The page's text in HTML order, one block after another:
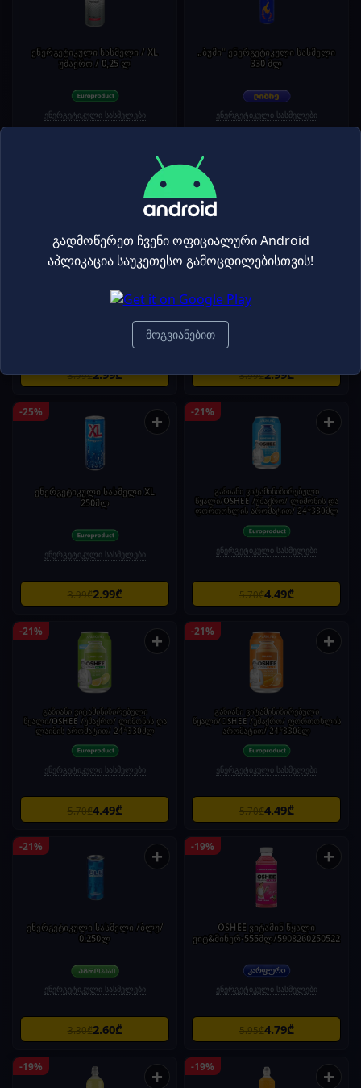
ენერგეტიკული სასმელი / XL
უშაქრო / 0,25 ლ
ენერგეტიკული სასმელები
„ბუმი" ენერგეტიკული სასმელი
330 მლ
ენერგეტიკული სასმელები
+
ენერგეტიკული სასმელი /XL/
3.99₾2.99₾
-25%
ენერგეტიკული სასმელი/XL
3.99₾2.99₾
-25% +
ენერგეტიკული სასმელი XL
250მლ
ენერგეტიკული სასმელები
3.99₾2.99₾
-21% +
გაზიანი ვიტამინიზირებული
წყალი/OSHEE /უშაქრო/ ლიმონის და
ფორთოხლის არომატით/ 24*330მლ
ენერგეტიკული სასმელები
5.70₾4.49₾
-21% +
გაზიანი ვიტამინიზირებული
წყალი/OSHEE /უშაქრო/ ლიმონის და
ლაიმის არომატით/ 24*330მლ
ენერგეტიკული სასმელები
5.70₾4.49₾
-21% +
გაზიანი ვიტამინიზირებული
წყალი/OSHEE /უშაქრო/ ფორთოხლის
არომატით/ 24*330მლ
ენერგეტიკული სასმელები
5.70₾4.49₾
-21% +
ენერგეტიკული სასმელი /ბლუ/
0.250ლ
ენერგეტიკული სასმელები
3.30₾2.60₾
-19% +
OSHEE ვიტამინ წყალი
ვიტ&მინერ-555მლ/5908260250522
ენერგეტიკული სასმელები
5.95₾4.79₾
-19% + -19% +
გადმოწერეთ ჩვენი ოფიციალური Android
აპლიკაცია საუკეთესო გამოცდილებისთვის!
მოგვიანებით